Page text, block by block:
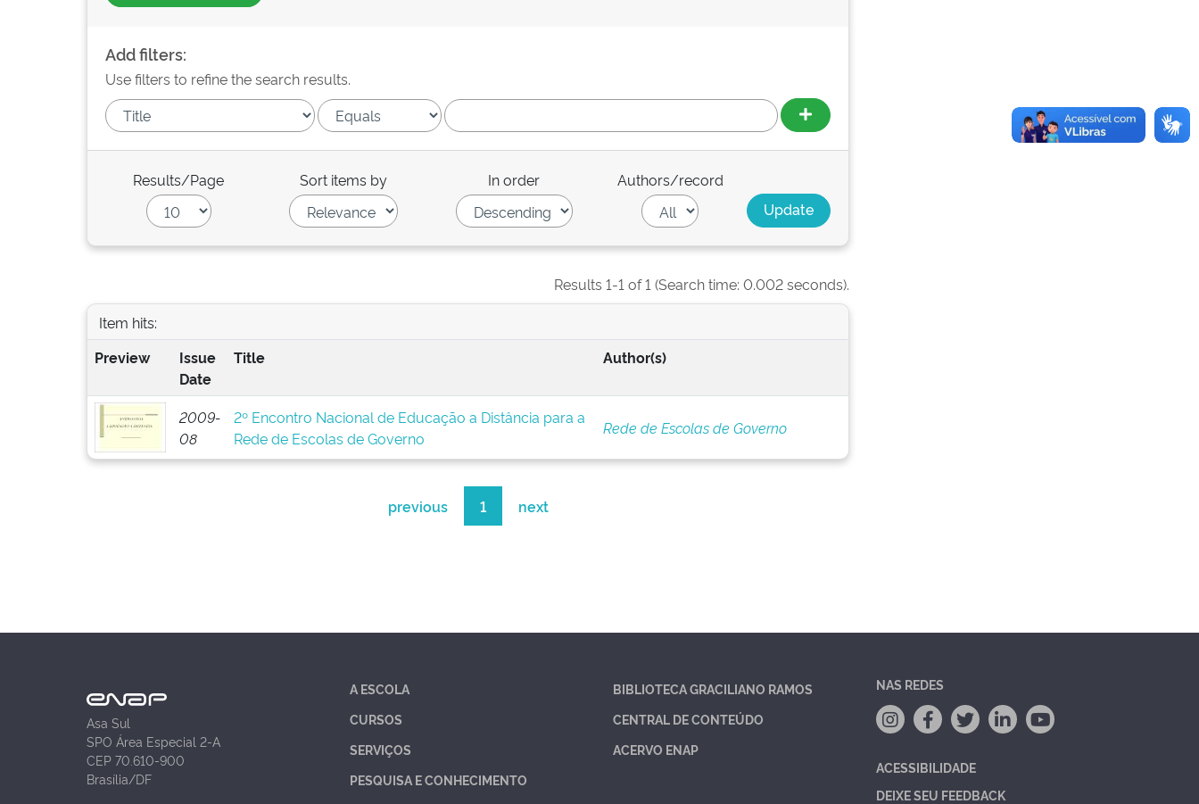
Add filters:
Use filters to refine the search results.
Results/Page Sort items by In order Authors/record
Results 1-1 of 1 (Search time: 0.002 seconds).
Item hits:
Preview
Issue
Date
Title Author(s)
2009-
08
2º Encontro Nacional de Educação a Distância para a
Rede de Escolas de Governo
Rede de Escolas de Governo
previous 1 next
Asa Sul
SPO Área Especial 2-A
CEP 70.610-900
Brasília/DF
A ESCOLA
CURSOS
SERVIÇOS
PESQUISA E CONHECIMENTO
BIBLIOTECA GRACILIANO RAMOS
CENTRAL DE CONTEÚDO
ACERVO ENAP
NAS REDES
ACESSIBILIDADE
DEIXE SEU FEEDBACK